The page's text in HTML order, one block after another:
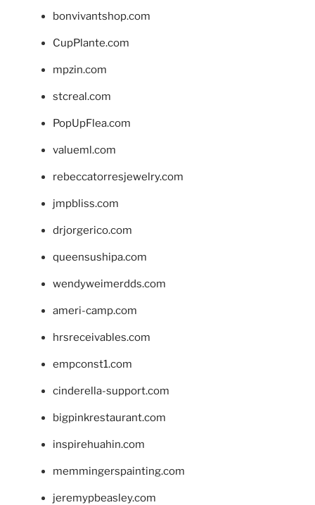
bonvivantshop.com
CupPlante.com
mpzin.com
stcreal.com
PopUpFlea.com
valueml.com
rebeccatorresjewelry.com
jmpbliss.com
drjorgerico.com
queensushipa.com
wendyweimerdds.com
ameri-camp.com
hrsreceivables.com
empconst1.com
cinderella-support.com
bigpinkrestaurant.com
inspirehuahin.com
memmingerspainting.com
jeremypbeasley.com